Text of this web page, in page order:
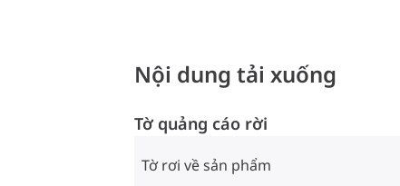
Nội dung tải xuống
Tờ quảng cáo rời
Tờ rơi về sản phẩm